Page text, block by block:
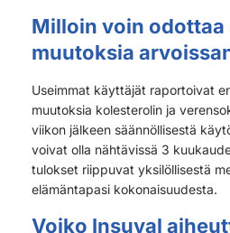
Milloin voin odottaa
muutoksia
Useimmat käyttäjät raportoivat
muutoksia kolesterolin ja
viikon jälkeen säännöllisestä
voivat olla nähtävissä 3
tulokset riippuvat yksilöllisestä
elämäntapasi kokonaisuudesta.
Voiko Insuval